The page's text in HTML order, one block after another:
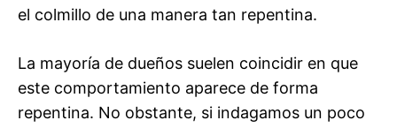
el colmillo de una manera tan repentina.
La mayoría de dueños suelen coincidir en que
este comportamiento aparece de forma
repentina. No obstante, si indagamos un poco